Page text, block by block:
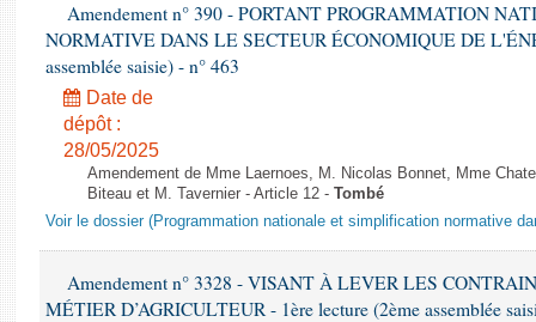
Amendement n° 390 - PORTANT PROGRAMMATION
NORMATIVE DANS LE SECTEUR ÉCONOMIQUE DE
assemblée saisie) - n° 463
Date de
dépôt :
28/05/2025
Amendement de Mme Laernoes, M. Nicolas Bonnet, Mme
Biteau et M. Tavernier - Article 12 - Tombé
Voir le dossier (Programmation nationale et simplification normative
Amendement n° 3328 - VISANT À LEVER LES
MÉTIER D’AGRICULTEUR - 1ère lecture (2ème assemblée